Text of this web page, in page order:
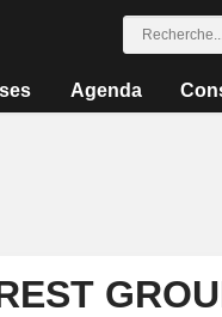
Agenda